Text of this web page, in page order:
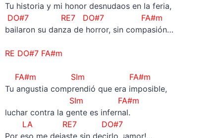
Tu historia y mi honor desnudaos en la feria,
DO#7 RE7 DO#7 FA#m
bailaron su danza de horror, sin compasión…
RE DO#7 FA#m
FA#m SIm FA#m
Tu angustia comprendió que era imposible,
SIm FA#m
luchar contra la gente es infernal.
LA RE7 DO#7